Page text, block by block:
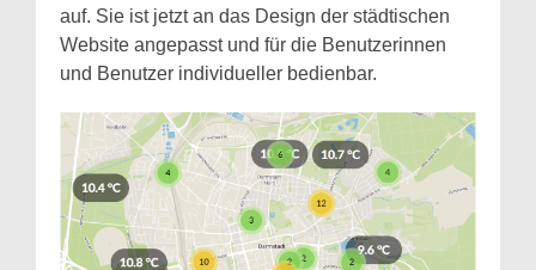
auf. Sie ist jetzt an das Design der städtischen
Website angepasst und für die Benutzerinnen
und Benutzer individueller bedienbar.